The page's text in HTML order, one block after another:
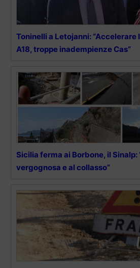
Toninelli a Letojanni: “Accelerare
A18, troppe inadempienze Cas”
Sicilia ferma ai Borbone, il
vergognosa e al collasso”